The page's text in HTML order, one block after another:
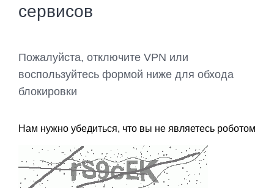
сервисов
Пожалуйста, отключите VPN или
воспользуйтесь формой ниже для обхода
блокировки
Нам нужно убедиться, что вы не являетесь роботом